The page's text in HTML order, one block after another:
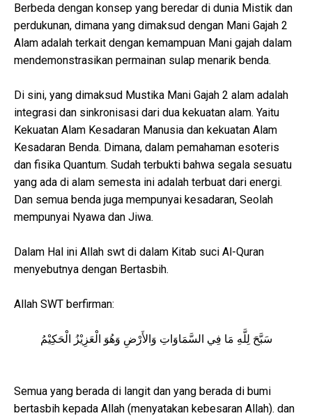
Berbeda dengan konsep yang beredar di dunia Mistik dan
perdukunan, dimana yang dimaksud dengan Mani Gajah 2
Alam adalah terkait dengan kemampuan Mani gajah dalam
mendemonstrasikan permainan sulap menarik benda.
Di sini, yang dimaksud Mustika Mani Gajah 2 alam adalah
integrasi dan sinkronisasi dari dua kekuatan alam. Yaitu
Kekuatan Alam Kesadaran Manusia dan kekuatan Alam
Kesadaran Benda. Dimana, dalam pemahaman esoteris
dan fisika Quantum. Sudah terbukti bahwa segala sesuatu
yang ada di alam semesta ini adalah terbuat dari energi.
Dan semua benda juga mempunyai kesadaran, Seolah
mempunyai Nyawa dan Jiwa.
Dalam Hal ini Allah swt di dalam Kitab suci Al-Quran
menyebutnya dengan Bertasbih.
Allah SWT berfirman:
سَبَّحَ لِلَّهِ مَا فِي السَّمَاوَاتِ وَالأَرْضِ وَهُوَ الْعَزِيْزُ الْحَكِيْمُ
Semua yang berada di langit dan yang berada di bumi
bertasbih kepada Allah (menyatakan kebesaran Allah). dan